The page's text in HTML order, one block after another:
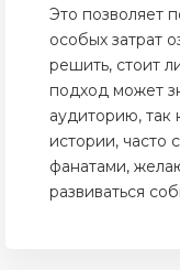
Это позволяет
особых затрат
решить, стоит
подход может
аудиторию, так
истории, часто
фанатами,
развиваться